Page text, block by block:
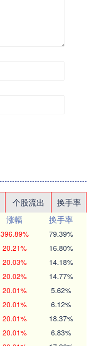
个股流出
换手率
涨幅
换手率
396.89% 79.39%
20.21% 16.80%
20.03% 14.18%
20.02% 14.77%
20.01% 5.62%
20.01% 6.12%
20.01% 18.37%
20.01% 6.83%